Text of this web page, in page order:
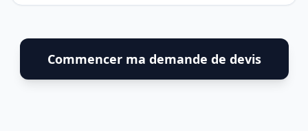
Commencer ma demande de devis